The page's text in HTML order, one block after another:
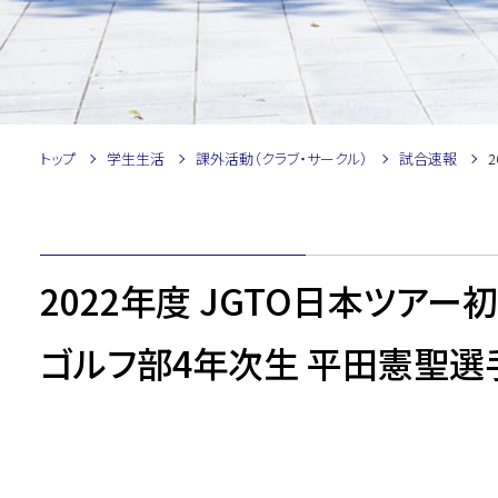
トップ 学生生活 課外活動（クラブ・サークル） 試合速報
2022年度 JGTO日本ツアー
ゴルフ部4年次生 平田憲聖